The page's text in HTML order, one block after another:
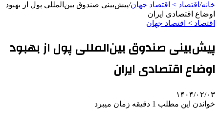
خانه/ اقتصاد > اقتصاد جهان/پیش‌بینی صندوق بین‌المللی پول از بهبود
اوضاع اقتصادی ایران
اقتصاد > اقتصاد جهان
پیش‌بینی صندوق بین‌المللی پول از بهبود
اوضاع اقتصادی ایران
۱۴۰۴/۰۲/۰۳
خواندن این مطلب 1 دقیقه زمان میبرد